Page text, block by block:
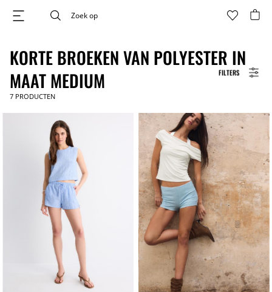
FILTERS
KORTE BROEKEN VAN POLYESTER IN
MAAT MEDIUM
7 PRODUCTEN